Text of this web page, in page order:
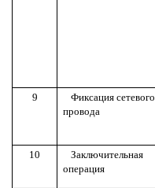
9
Фиксация сетевого
провода
10
Заключительная
операция